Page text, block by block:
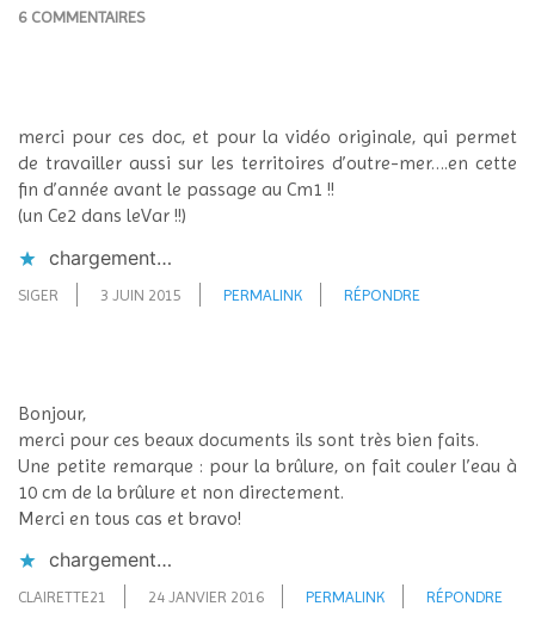
6 COMMENTAIRES
merci pour ces doc, et pour la vidéo originale, qui permet
de travailler aussi sur les territoires d’outre-mer….en cette
fin d’année avant le passage au Cm1 !!
(un Ce2 dans leVar !!)
chargement…
SIGER 3 JUIN 2015 PERMALINK RÉPONDRE
Bonjour,
merci pour ces beaux documents ils sont très bien faits.
Une petite remarque : pour la brûlure, on fait couler l’eau à
10 cm de la brûlure et non directement.
Merci en tous cas et bravo!
chargement…
CLAIRETTE21 24 JANVIER 2016 PERMALINK RÉPONDRE